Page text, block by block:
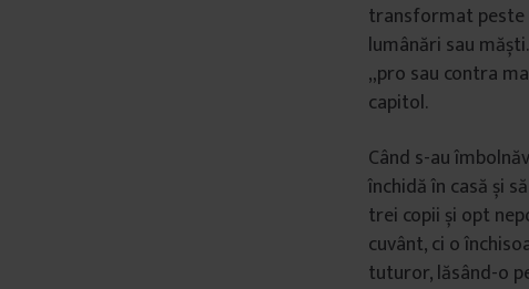
transformat peste
lumânări sau
„pro sau contra
capitol.
Când s-au
închidă în casă și
trei copii și opt
cuvânt, ci o
tuturor, lăsând-o